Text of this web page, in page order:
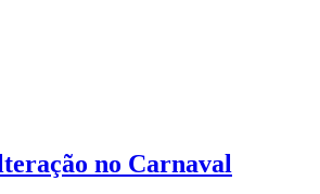
no Carnaval